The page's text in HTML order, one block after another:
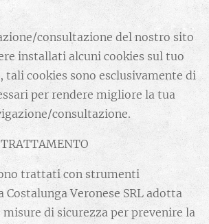
consultazione del nostro sito
installati alcuni cookies sul tuo
tali cookies sono esclusivamente di
per rendere migliore la tua
consultazione.
trattati con strumenti
Veronese SRL adotta
di sicurezza per prevenire la